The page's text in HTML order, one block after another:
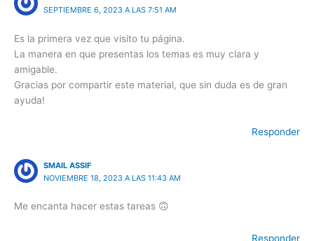
SEPTIEMBRE 6, 2023 A LAS 7:51 AM
Es la primera vez que visito tu página.
La manera en que presentas los temas es muy clara y
amigable.
Gracias por compartir este material, que sin duda es de gran
ayuda!
Responder
SMAIL ASSIF
NOVIEMBRE 18, 2023 A LAS 11:43 AM
Me encanta hacer estas tareas 🙃
Responder